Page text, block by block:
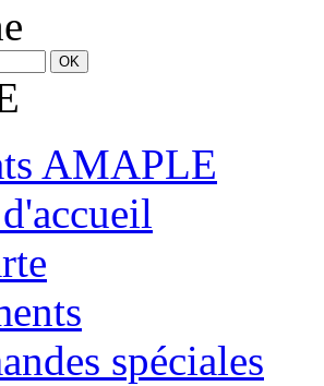
AMAPLE
spéciales